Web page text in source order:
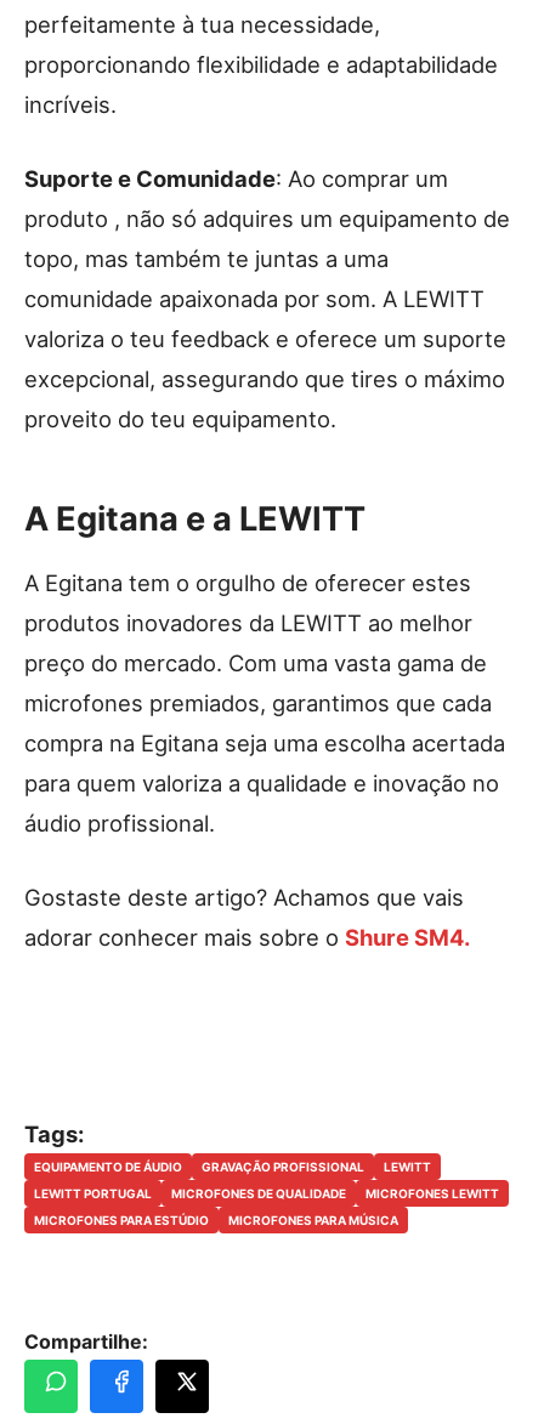
perfeitamente à tua necessidade,
proporcionando flexibilidade e adaptabilidade
incríveis.
Suporte e Comunidade: Ao comprar um
produto , não só adquires um equipamento de
topo, mas também te juntas a uma
comunidade apaixonada por som. A LEWITT
valoriza o teu feedback e oferece um suporte
excepcional, assegurando que tires o máximo
proveito do teu equipamento.
A Egitana e a LEWITT
A Egitana tem o orgulho de oferecer estes
produtos inovadores da LEWITT ao melhor
preço do mercado. Com uma vasta gama de
microfones premiados, garantimos que cada
compra na Egitana seja uma escolha acertada
para quem valoriza a qualidade e inovação no
áudio profissional.
Gostaste deste artigo? Achamos que vais
adorar conhecer mais sobre o Shure SM4.
Tags:
EQUIPAMENTO DE ÁUDIO GRAVAÇÃO PROFISSIONAL
LEWITT
LEWITT PORTUGAL
MICROFONES DE QUALIDADE
MICROFONES LEWITT
MICROFONES PARA ESTÚDIO
MICROFONES PARA MÚSICA
Compartilhe: